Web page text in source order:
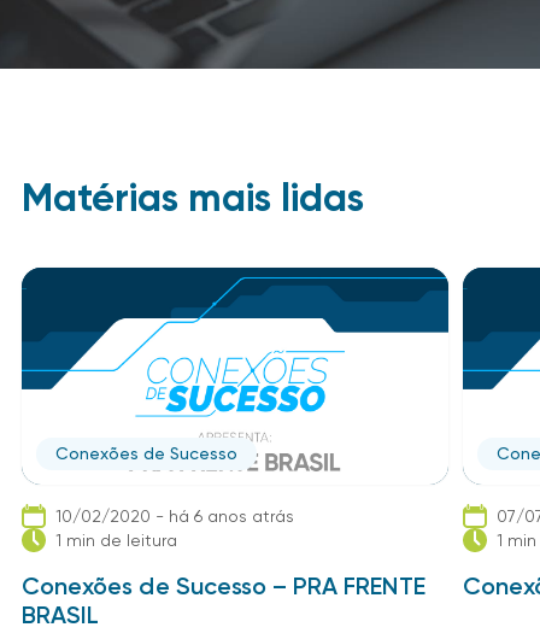
Matérias mais lidas
Conexões de Sucesso
10/02/2020 - há 6 anos atrás
1 min de leitura
Conexões de Sucesso – PRA FRENTE
BRASIL
07/
1